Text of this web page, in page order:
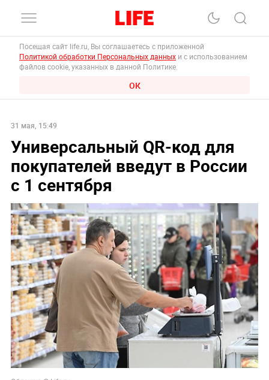
Посещая сайт life.ru, Вы соглашаетесь с приложенной
Политикой обработки Персональных данных и с использованием
файлов cookie, указанных в данной Политике.
ОК
31 мая, 15:49
Универсальный QR-код для
покупателей введут в России
с 1 сентября